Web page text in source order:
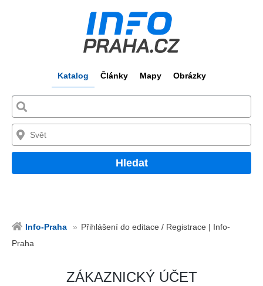
Katalog Články Mapy Obrázky
Hledat
Info-Praha
Přihlášení do editace / Registrace | Info-
Praha
ZÁKAZNICKÝ ÚČET